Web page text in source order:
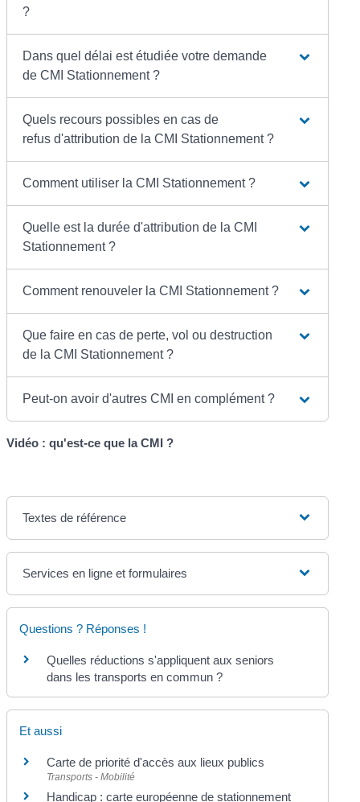
?
Dans quel délai est étudiée votre demande
de CMI Stationnement ?
Quels recours possibles en cas de
refus d'attribution de la CMI Stationnement ?
Comment utiliser la CMI Stationnement ?
Quelle est la durée d'attribution de la CMI
Stationnement ?
Comment renouveler la CMI Stationnement ?
Que faire en cas de perte, vol ou destruction
de la CMI Stationnement ?
Peut-on avoir d'autres CMI en complément ?
Vidéo : qu'est-ce que la CMI ?
Textes de référence
Services en ligne et formulaires
Questions ? Réponses !
Quelles réductions s'appliquent aux seniors
dans les transports en commun ?
Et aussi
Carte de priorité d'accès aux lieux publics
Transports - Mobilité
Handicap : carte européenne de stationnement